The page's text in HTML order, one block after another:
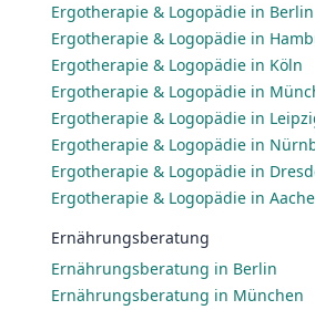
Ergotherapie & Logopädie in Berlin
Ergotherapie & Logopädie in
Ergotherapie & Logopädie in Köln
Ergotherapie & Logopädie in
Ergotherapie & Logopädie in
Ergotherapie & Logopädie in
Ergotherapie & Logopädie in
Ergotherapie & Logopädie in
Ernährungsberatung
Ernährungsberatung in Berlin
Ernährungsberatung in München